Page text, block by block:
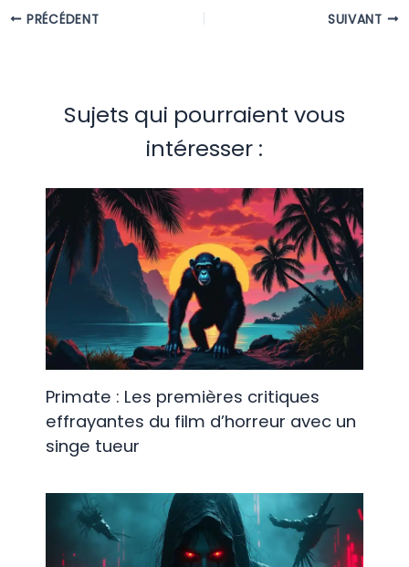
PRÉCÉDENT SUIVANT
Sujets qui pourraient vous
intéresser :
Primate : Les premières critiques
effrayantes du film d’horreur avec un
singe tueur